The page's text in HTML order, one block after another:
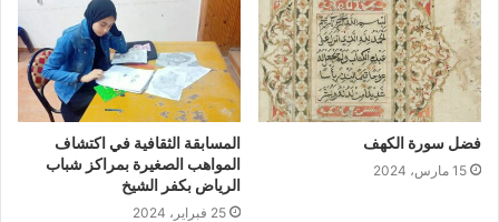
فضل سورة الكهف
15 مارس، 2024
المسابقة الثقافية في اكتشاف
المواهب الصغيرة بمراكز شباب
الرياض بكفر الشيخ
25 فبراير، 2024